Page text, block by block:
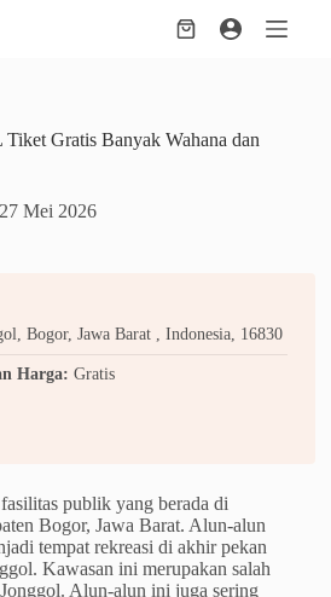
Shopping
Gratis Banyak Wahana dan
27 Mei 2026
Bogor, Jawa Barat , Indonesia, 16830
Harga: Gratis
publik yang berada di
Bogor, Jawa Barat. Alun-alun
tempat rekreasi di akhir pekan
Kawasan ini merupakan salah
Alun-alun ini juga sering